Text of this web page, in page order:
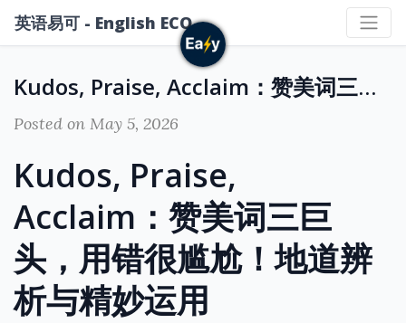
英语易可 - English ECO
Kudos, Praise, Acclaim：赞美词三巨头，用错很尴尬！地道辨析与精妙运用
Posted on May 5, 2026
Kudos, Praise,
Acclaim：赞美词三巨
头，用错很尴尬！地道辨
析与精妙运用